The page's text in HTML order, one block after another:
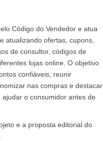
Código do Vendedor e atua
atualizando ofertas, cupons,
de consultor, códigos de
lojas online. O objetivo
confiáveis, reunir
nas compras e destacar
o consumidor antes de
e a proposta editorial do